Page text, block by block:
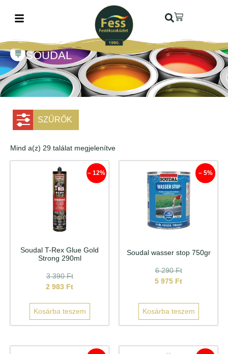
SOUDAL
SZŰRŐK
Mind a(z) 29 találat megjelenítve
– 12%
Soudal T-Rex Glue Gold
Strong 290ml
3 390Ft
2 983 Ft
Kosárba teszem
– 5%
Soudal wasser stop 750gr
6 290Ft
5 975 Ft
Kosárba teszem